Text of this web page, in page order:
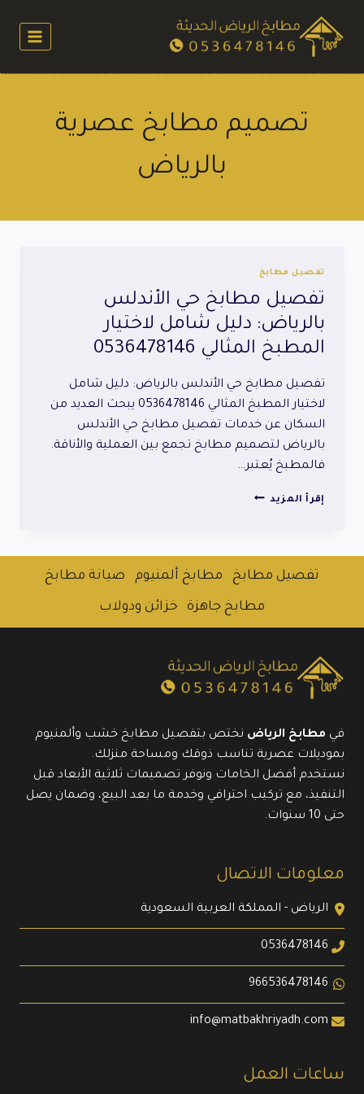
المحتوى
تصميم مطابخ عصرية
بالرياض
تفصيل مطابخ
تفصيل مطابخ حي الأندلس
بالرياض: دليل شامل لاختيار
المطبخ المثالي 0536478146
تفصيل مطابخ حي الأندلس بالرياض: دليل شامل
لاختيار المطبخ المثالي 0536478146 يبحث العديد من
السكان عن خدمات تفصيل مطابخ حي الأندلس
بالرياض لتصميم مطابخ تجمع بين العملية والأناقة.
فالمطبخ يُعتبر…
إقرأ المزيد تفصيل
دليل
لاختيار
المطبخ
0536478146
تفصيل مطابخ مطابخ ألمنيوم صيانة مطابخ
مطابخ جاهزة خزائن ودولاب
في مطابخ الرياض نختص بتفصيل مطابخ خشب وألمنيوم
بموديلات عصرية تناسب ذوقك ومساحة منزلك.
نستخدم أفضل الخامات ونوفر تصميمات ثلاثية الأبعاد قبل
التنفيذ، مع تركيب احترافي وخدمة ما بعد البيع، وضمان يصل
حتى 10 سنوات.
معلومات الاتصال
الرياض - المملكة العربية السعودية
0536478146
966536478146
info@matbakhriyadh.com
ساعات العمل